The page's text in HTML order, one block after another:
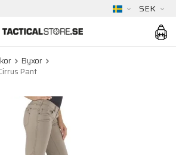
SEK
Byxor
Pant